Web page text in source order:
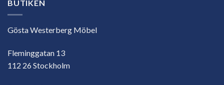
BUTIKEN
Gösta Westerberg Möbel
Fleminggatan 13
112 26 Stockholm